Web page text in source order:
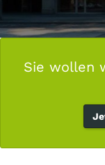
Sie wollen